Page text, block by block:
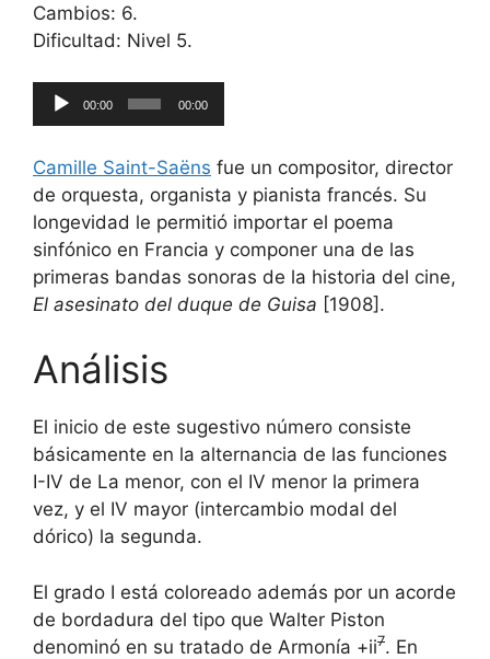
Cambios: 6.
Dificultad: Nivel 5.
Reproductor
de
00:00 00:00
Camille Saint-Saëns fue un compositor, director
de orquesta, organista y pianista francés. Su
longevidad le permitió importar el poema
sinfónico en Francia y componer una de las
primeras bandas sonoras de la historia del cine,
El asesinato del duque de Guisa [1908].
Análisis
El inicio de este sugestivo número consiste
básicamente en la alternancia de las funciones
I-IV de La menor, con el IV menor la primera
vez, y el IV mayor (intercambio modal del
dórico) la segunda.
El grado I está coloreado además por un acorde
de bordadura del tipo que Walter Piston
denominó en su tratado de Armonía +ii7. En